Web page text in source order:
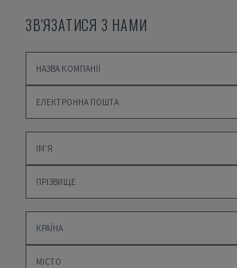
ЗВ'ЯЗАТИСЯ З НАМИ